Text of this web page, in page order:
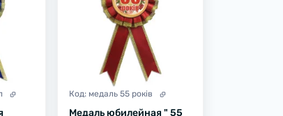
Код: медаль 55 років
Медаль юбилейная " 55